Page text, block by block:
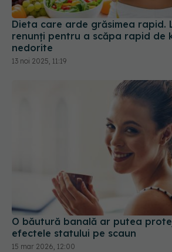
Dieta care arde grăsimea rapid.
renunți pentru a scăpa rapid de
nedorite
13 noi 2025, 11:19
O băutură banală ar putea
efectele statului pe scaun
15 mar 2026, 12:00